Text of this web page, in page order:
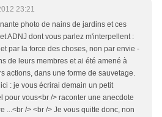
23:21
photo de nains de jardins et ces
ADNJ dont vous parlez m'interpellent :
par la force des choses, non par envie -
de leurs membres et ai été amené à
actions, dans une forme de sauvetage.
: je vous écrirai demain un petit
pour vous<br /> raconter une anecdote
...<br /> <br /> Je vous quitte donc, non